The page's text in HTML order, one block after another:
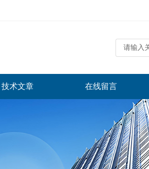
技术文章 在线留言